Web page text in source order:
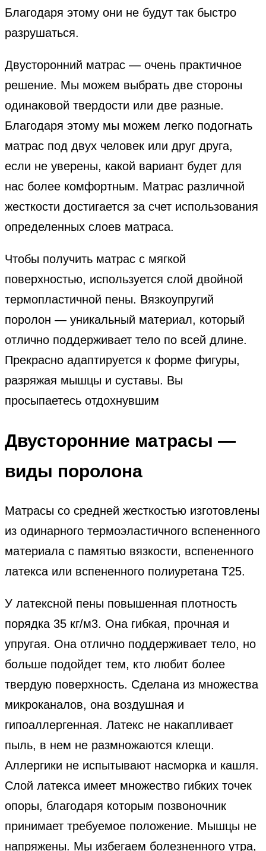
Благодаря этому они не будут так быстро
разрушаться.
Двусторонний матрас — очень практичное
решение. Мы можем выбрать две стороны
одинаковой твердости или две разные.
Благодаря этому мы можем легко подогнать
матрас под двух человек или друг друга,
если не уверены, какой вариант будет для
нас более комфортным. Матрас различной
жесткости достигается за счет использования
определенных слоев матраса.
Чтобы получить матрас с мягкой
поверхностью, используется слой двойной
термопластичной пены. Вязкоупругий
поролон — уникальный материал, который
отлично поддерживает тело по всей длине.
Прекрасно адаптируется к форме фигуры,
разряжая мышцы и суставы. Вы
просыпаетесь отдохнувшим
Двусторонние матрасы —
виды поролона
Матрасы со средней жесткостью изготовлены
из одинарного термоэластичного вспененного
материала с памятью вязкости, вспененного
латекса или вспененного полиуретана T25.
У латексной пены повышенная плотность
порядка 35 кг/м3. Она гибкая, прочная и
упругая. Она отлично поддерживает тело, но
больше подойдет тем, кто любит более
твердую поверхность. Сделана из множества
микроканалов, она воздушная и
гипоаллергенная. Латекс не накапливает
пыль, в нем не размножаются клещи.
Аллергики не испытывают насморка и кашля.
Слой латекса имеет множество гибких точек
опоры, благодаря которым позвоночник
принимает требуемое положение. Мышцы не
напряжены. Мы избегаем болезненного утра,